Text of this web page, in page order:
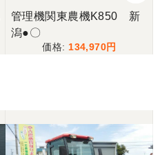
管理機関東農機K850 新
潟●〇
134,970